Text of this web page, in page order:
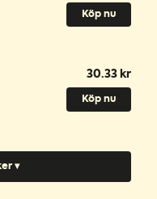
Köp nu
30.33 kr
Köp nu
▾